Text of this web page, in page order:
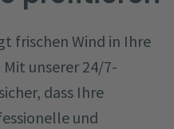
frischen Wind in Ihre
unserer 24/7-
dass Ihre
und